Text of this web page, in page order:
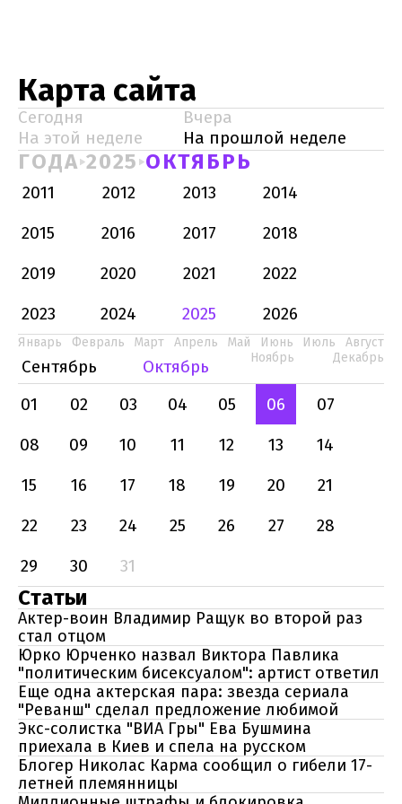
Карта сайта
Сегодня
Вчера
На этой неделе
На прошлой неделе
ГОДА 2025 ОКТЯБРЬ
2011 2012 2013
2014
2015
2016 2017
2018
2019
2020 2021
2022
2023
2024 2025 2026
Январь Февраль Март Апрель Май Июнь Июль Август
Сентябрь Октябрь Ноябрь Декабрь
01 02 03 04 05 06
07
08
09 10 11 12 13
14
15
16 17 18 19 20
21
22
23 24 25 26 27
28
29
30 31
Статьи
Актер-воин Владимир Ращук во второй раз
стал отцом
Юрко Юрченко назвал Виктора Павлика
"политическим бисексуалом": артист ответил
Еще одна актерская пара: звезда сериала
"Реванш" сделал предложение любимой
Экс-солистка "ВИА Гры" Ева Бушмина
приехала в Киев и спела на русском
Блогер Николас Карма сообщил о гибели 17-
летней племянницы